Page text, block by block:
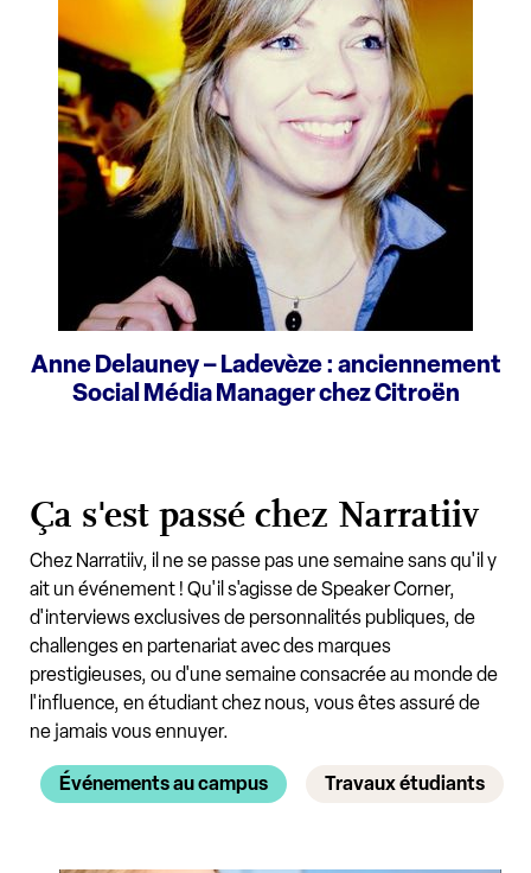
Anne Delauney – Ladevèze : anciennement
Social Média Manager chez Citroën
Ça s'est passé chez Narratiiv
Chez Narratiiv, il ne se passe pas une semaine sans qu'il y
ait un événement ! Qu'il s'agisse de Speaker Corner,
d'interviews exclusives de personnalités publiques, de
challenges en partenariat avec des marques
prestigieuses, ou d'une semaine consacrée au monde de
l'influence, en étudiant chez nous, vous êtes assuré de
ne jamais vous ennuyer.
Événements au campus Travaux étudiants